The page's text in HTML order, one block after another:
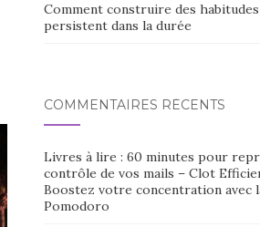
Comment construire des
persistent dans la durée
COMMENTAIRES RÉCENTS
Livres à lire : 60 minutes pour
contrôle de vos mails – Clot
Boostez votre concentration avec
Pomodoro